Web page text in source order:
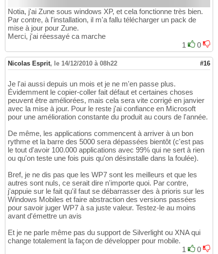
Notia, j'ai Zune sous windows XP, et cela fonctionne très bien.
Par contre, à l'installation, il m'a fallu télécharger un pack de
mise à jour pour Zune.
Merci, j'ai réessayé ca marche
1
0
Nicolas Esprit, le 14/12/2010 à 08h22 #16
Je l'ai aussi depuis un mois et je ne m'en passe plus.
Évidemment le copier-coller fait défaut et certaines choses
peuvent être améliorées, mais cela sera vite corrigé en janvier
avec la mise à jour. Pour le reste j'ai confiance en Microsoft
pour une amélioration constante du produit au cours de l'année.
De même, les applications commencent à arriver à un bon
rythme et la barre des 5000 sera dépassées bientôt (c'est pas
le tout d'avoir 100.000 applications avec 99% qui ne sert à rien
ou qu'on teste une fois puis qu'on désinstalle dans la foulée).
Bref, je ne dis pas que les WP7 sont les meilleurs et que les
autres sont nuls, ce serait dire n'importe quoi. Par contre,
j'appuie sur le fait qu'il faut se débarrasser des à prioris sur les
Windows Mobiles et faire abstraction des versions passées
pour savoir juger WP7 à sa juste valeur. Testez-le au moins
avant d'émettre un avis
Et je ne parle même pas du support de Silverlight ou XNA qui
change totalement la façon de développer pour mobile.
1
0